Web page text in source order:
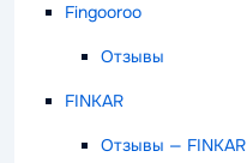
Fingooroo
Отзывы
FINKAR
Отзывы — FINKAR